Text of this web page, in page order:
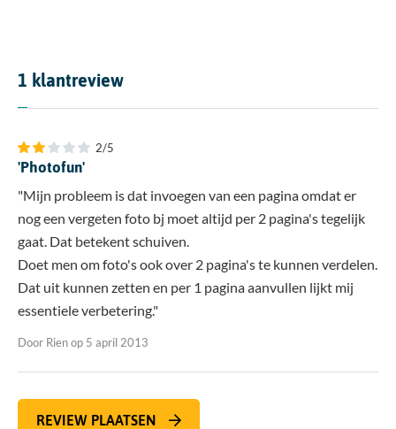
1 klantreview
2/5
'Photofun'
"Mijn probleem is dat invoegen van een pagina omdat er
nog een vergeten foto bj moet altijd per 2 pagina's tegelijk
gaat. Dat betekent schuiven.
Doet men om foto's ook over 2 pagina's te kunnen verdelen.
Dat uit kunnen zetten en per 1 pagina aanvullen lijkt mij
essentiele verbetering."
Door Rien op 5 april 2013
REVIEW PLAATSEN